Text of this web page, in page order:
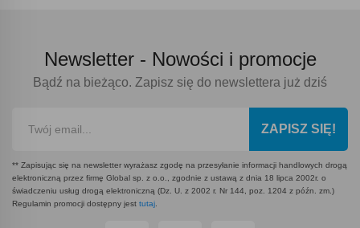
Newsletter - Nowości i promocje
Bądź na bieżąco. Zapisz się do newslettera już dziś
ZAPISZ SIĘ!
** Zapisując się na newsletter wyrażasz zgodę na przesyłanie informacji handlowych drogą
elektroniczną przez firmę Global sp. z o.o., zgodnie z ustawą z dnia 18 lipca 2002r. o
świadczeniu usług drogą elektroniczną (Dz. U. z 2002 r. Nr 144, poz. 1204 z późn. zm.)
Regulamin promocji dostępny jest tutaj.